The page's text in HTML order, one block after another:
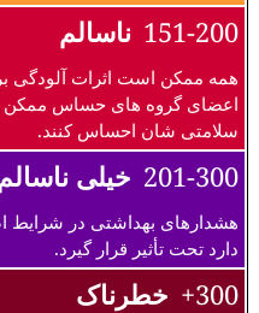
151-200 ناسالم
همه ممکن است اثرات آلودگی
اعضای گروه های حساس ممکن
سلامتی شان احساس کنند.
201-300 خیلی
هشدارهای بهداشتی در شرایط
دارد تحت تأثیر قرار گیرد.
300+ خطرناک